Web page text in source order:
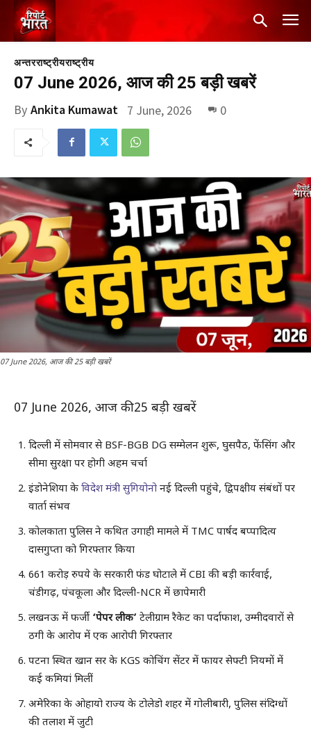
अन्तरराष्ट्रीयराष्ट्रीय
07 June 2026, आज की 25 बड़ी खबरें
By Ankita Kumawat 7 June, 2026 0
07 June 2026, आज की 25 बड़ी खबरें
07 June 2026, आज की 25 बड़ी खबरें
दिल्ली में सोमवार से BSF-BGB DG सम्मेलन शुरू, घुसपैठ, फेंसिंग और
सीमा सुरक्षा पर होगी अहम चर्चा
इंडोनेशिया के विदेश मंत्री सुगियोनो नई दिल्ली पहुंचे, द्विपक्षीय संबंधों पर
वार्ता संभव
कोलकाता पुलिस ने कथित उगाही मामले में TMC पार्षद बप्पादित्य
दासगुप्ता को गिरफ्तार किया
661 करोड़ रुपये के सरकारी फंड घोटाले में CBI की बड़ी कार्रवाई,
चंडीगढ़, पंचकूला और दिल्ली-NCR में छापेमारी
लखनऊ में फर्जी ‘पेपर लीक’ टेलीग्राम रैकेट का पर्दाफाश, उम्मीदवारों से
ठगी के आरोप में एक आरोपी गिरफ्तार
पटना स्थित खान सर के KGS कोचिंग सेंटर में फायर सेफ्टी नियमों में
कई कमियां मिलीं
अमेरिका के ओहायो राज्य के टोलेडो शहर में गोलीबारी, पुलिस संदिग्धों
की तलाश में जुटी